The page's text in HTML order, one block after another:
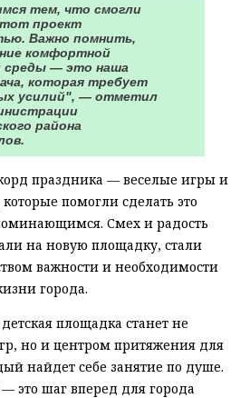
тем, что смогли
проект
Важно помнить,
комфортной
среды — это наша
которая требует
усилий", — отметил
района
праздника — веселые игры и
помогли сделать это
Смех и радость
на новую площадку, стали
важности и необходимости
города.
площадка станет не
но и центром притяжения для
найдет себе занятие по душе.
это шаг вперед для города